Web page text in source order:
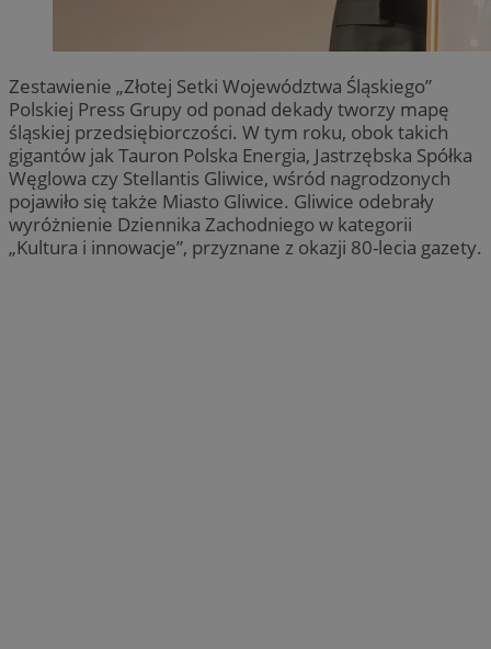
Zestawienie „Złotej Setki Województwa Śląskiego”
Polskiej Press Grupy od ponad dekady tworzy mapę
śląskiej przedsiębiorczości. W tym roku, obok takich
gigantów jak Tauron Polska Energia, Jastrzębska Spółka
Węglowa czy Stellantis Gliwice, wśród nagrodzonych
pojawiło się także Miasto Gliwice. Gliwice odebrały
wyróżnienie Dziennika Zachodniego w kategorii
„Kultura i innowacje”, przyznane z okazji 80-lecia gazety.